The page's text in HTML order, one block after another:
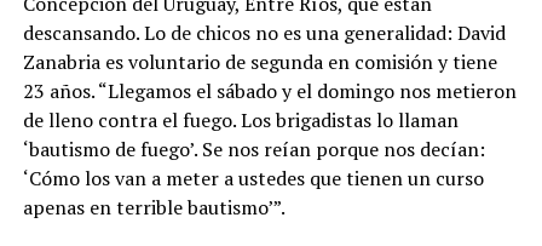
descansando. Lo de chicos no es una generalidad: David
Zanabria es voluntario de segunda en comisión y tiene
23 años. “Llegamos el sábado y el domingo nos metieron
de lleno contra el fuego. Los brigadistas lo llaman
‘bautismo de fuego’. Se nos reían porque nos decían:
‘Cómo los van a meter a ustedes que tienen un curso
apenas en terrible bautismo’”.